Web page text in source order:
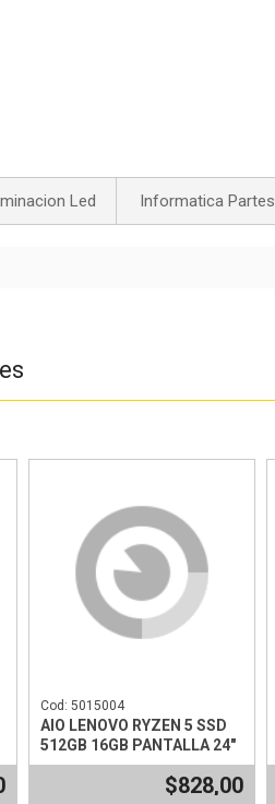
Led Informatica Partes
Cod: 5015004
AIO LENOVO RYZEN 5 SSD
512GB 16GB PANTALLA 24"
$828,00